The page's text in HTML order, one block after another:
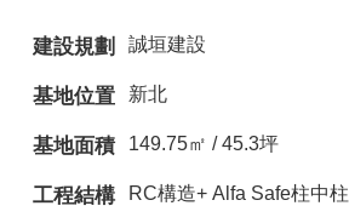
建設規劃 誠垣建設
基地位置 新北
基地面積 149.75㎡ / 45.3坪
工程結構 RC構造+ Alfa Safe柱中柱